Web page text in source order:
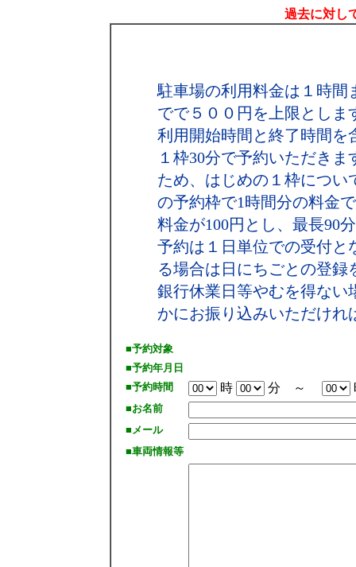
過去に対し
駐車場の利用料金は１時間
でで５００円を上限としま
利用開始時間と終了時間を
１枠30分で予約いただき
ため、はじめの１枠につい
の予約枠で1時間分の料金
料金が100円とし、最長90
予約は１日単位での受付と
る場合は日にちごとの登録
銀行休業日等やむを得ない
かにお振り込みいただけれ
■予約対象
■予約年月日
■予約時間
時 分 ～
■お名前
■メール
■車両情報等